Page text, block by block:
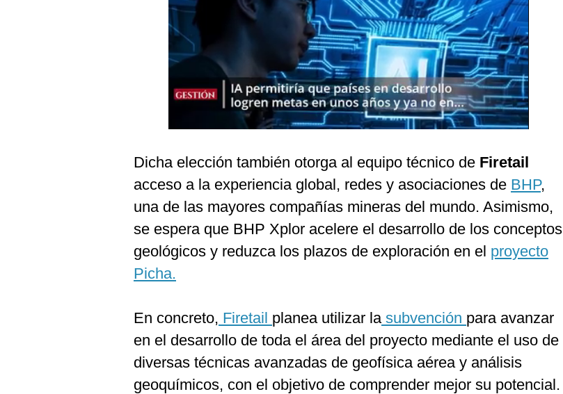
Dicha elección también otorga al equipo técnico de Firetail
acceso a la experiencia global, redes y asociaciones de BHP,
una de las mayores compañías mineras del mundo. Asimismo,
se espera que BHP Xplor acelere el desarrollo de los conceptos
geológicos y reduzca los plazos de exploración en el proyecto
Picha.
En concreto, Firetail planea utilizar lasubvención para avanzar
en el desarrollo de toda el área del proyecto mediante el uso de
diversas técnicas avanzadas de geofísica aérea y análisis
geoquímicos, con el objetivo de comprender mejor su potencial.